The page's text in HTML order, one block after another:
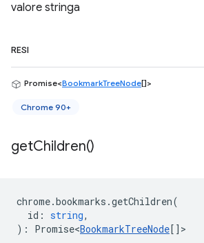
valore stringa
RESI
Promise<BookmarkTreeNode[]>
Chrome 90+
getChildren()
chrome.bookmarks .getChildren(
id : string,
) : Promise<BookmarkTreeNode [] >